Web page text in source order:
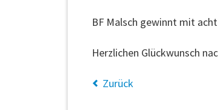
BF Malsch gewinnt mit
Herzlichen Glückwunsch
Zurück